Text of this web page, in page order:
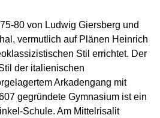
80 von Ludwig Giersberg und
vermutlich auf Plänen Heinrich
Stil errichtet. Der
der italienischen
Arkadengang mit
gegründete Gymnasium ist ein
Schule. Am Mittelrisalit